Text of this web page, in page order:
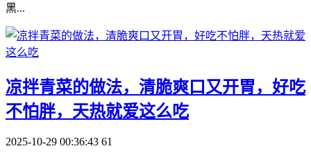
黑...
​凉拌青菜的做法，清脆爽口又开胃，好吃
不怕胖，天热就爱这么吃
2025-10-29 00:36:43 61